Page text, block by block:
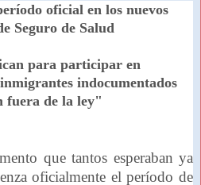
oficial en los nuevos
Seguro de Salud
para participar en
indocumentados
fuera de la ley"
que tantos esperaban ya
oficialmente el período de